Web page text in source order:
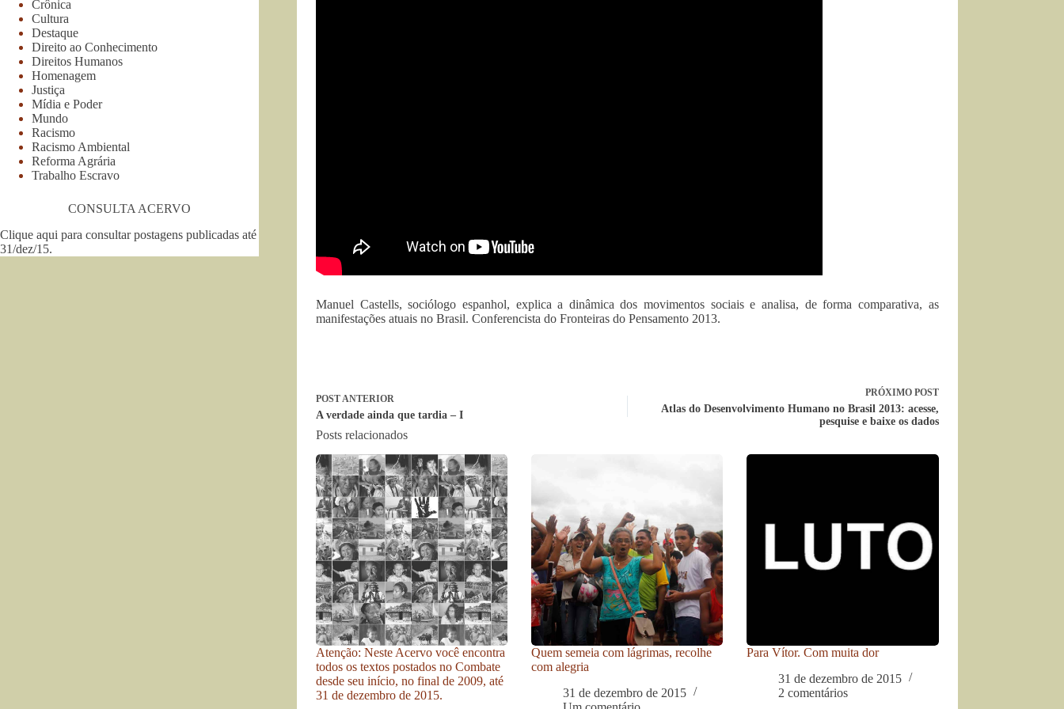
Manuel Castells, sociólogo espanhol, explica a dinâmica dos movimentos sociais e analisa, de forma comparativa, as
manifestações atuais no Brasil. Conferencista do Fronteiras do Pensamento 2013.
POSTANTERIOR
A verdade ainda que tardia – I
PRÓXIMO POST
Atlas do Desenvolvimento Humano no Brasil 2013: acesse,
pesquise e baixe os dados
Posts relacionados
Atenção: Neste Acervo você encontra
todos os textos postados no Combate
desde seu início, no final de 2009, até
31 de dezembro de 2015.
Quem semeia com lágrimas, recolhe
com alegria
31 de dezembro de 2015
Para Vítor. Com muita dor
31 de dezembro de 2015
2 comentários
Crônica
Cultura
Destaque
Direito ao Conhecimento
Direitos Humanos
Homenagem
Justiça
Mídia e Poder
Mundo
Racismo
Racismo Ambiental
Reforma Agrária
Trabalho Escravo
CONSULTA ACERVO
Clique aqui para consultar postagens publicadas até
31/dez/15.